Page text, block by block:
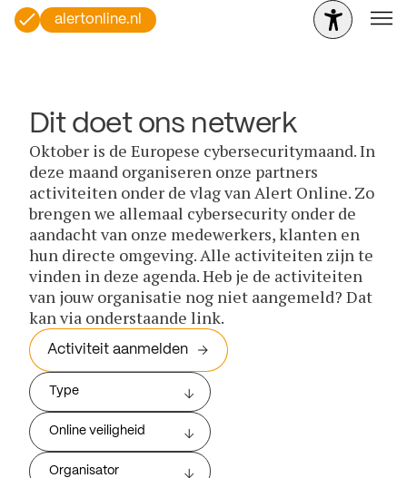
alertonline.nl
Dit doet ons netwerk
Oktober is de Europese cybersecuritymaand. In
deze maand organiseren onze partners
activiteiten onder de vlag van Alert Online. Zo
brengen we allemaal cybersecurity onder de
aandacht van onze medewerkers, klanten en
hun directe omgeving. Alle activiteiten zijn te
vinden in deze agenda. Heb je de activiteiten
van jouw organisatie nog niet aangemeld? Dat
kan via onderstaande link.
Activiteit aanmelden
Type
Online veiligheid
Organisator